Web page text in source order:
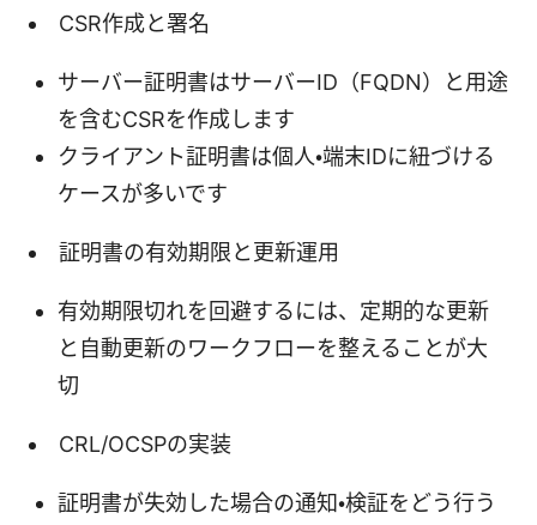
CSR作成と署名
サーバー証明書はサーバーID（FQDN）と用途
を含むCSRを作成します
クライアント証明書は個人・端末IDに紐づける
ケースが多いです
証明書の有効期限と更新運用
有効期限切れを回避するには、定期的な更新
と自動更新のワークフローを整えることが大
切
CRL/OCSPの実装
証明書が失効した場合の通知・検証をどう行う